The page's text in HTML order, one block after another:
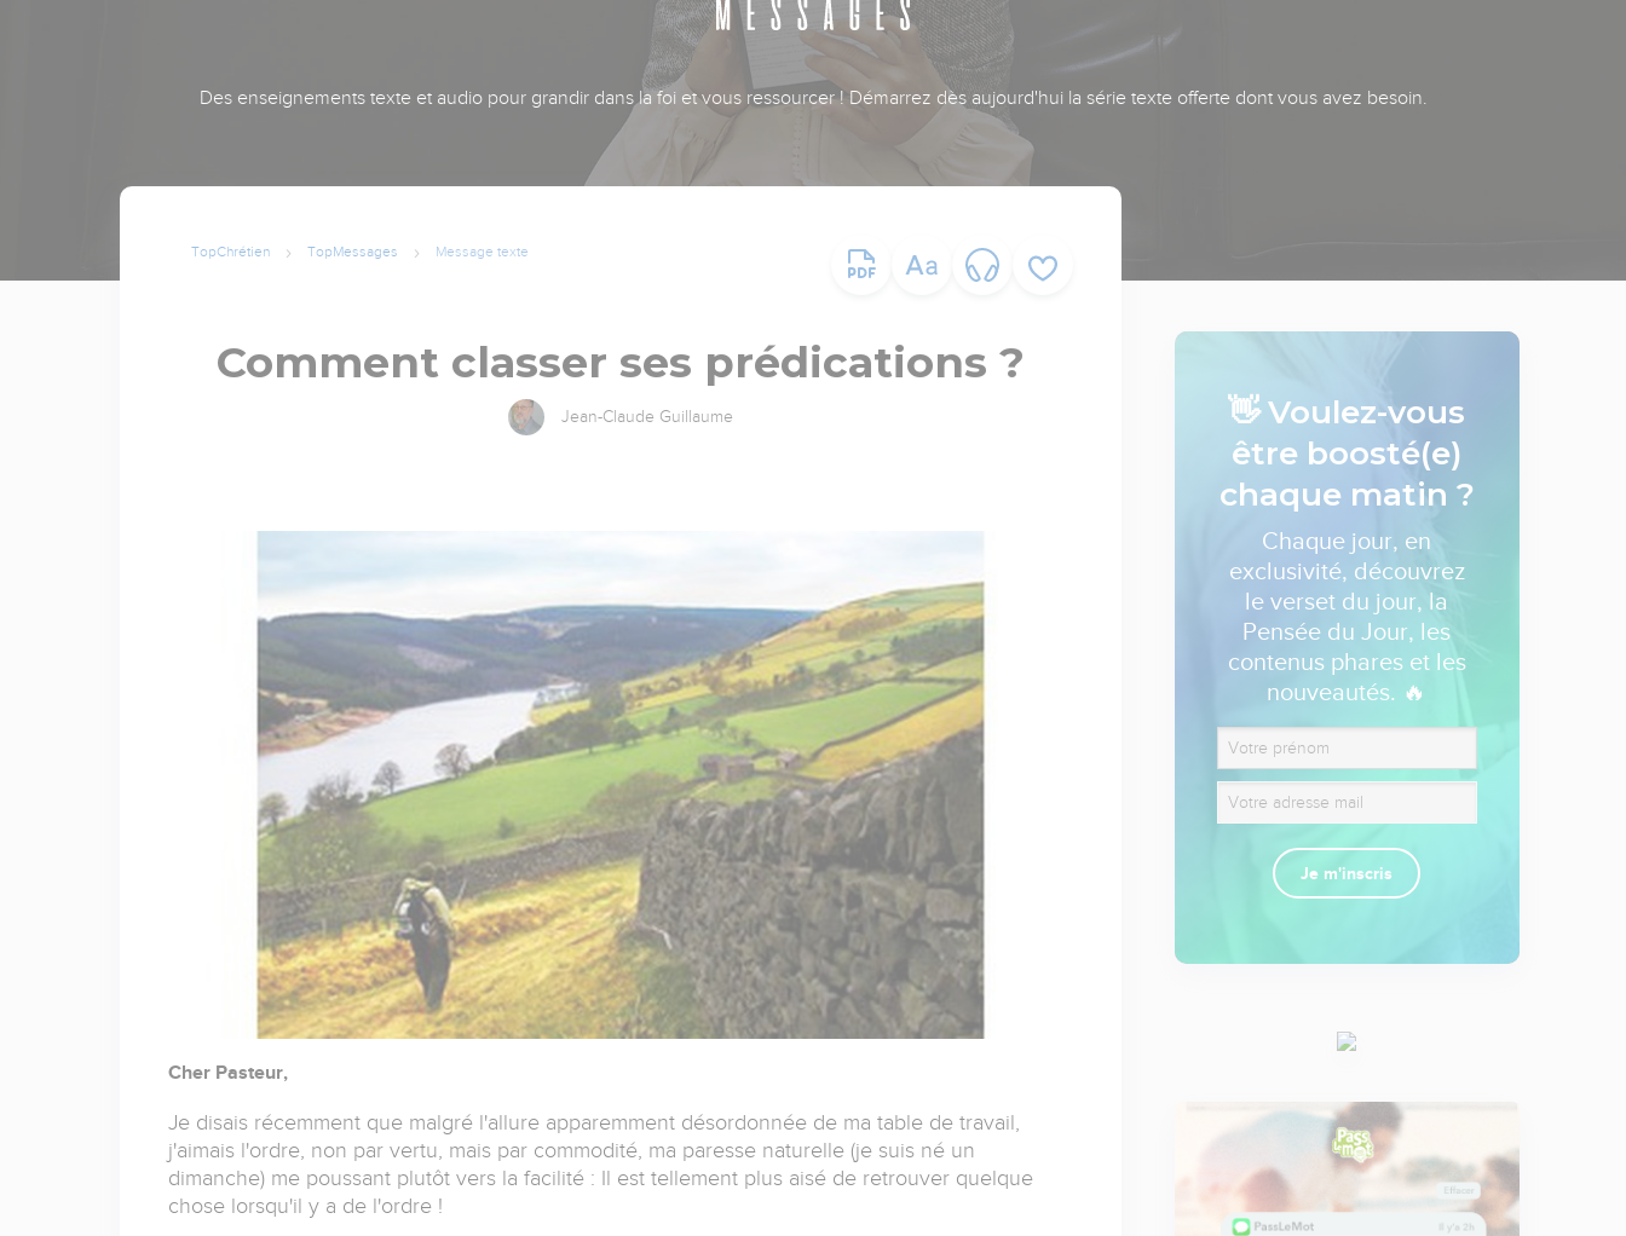
Des enseignements texte et audio pour grandir dans la foi et vous ressourcer ! Démarrez dès aujourd'hui la série texte offerte dont vous avez besoin.
TopChrétien TopMessages Message texte
Comment classer ses prédications ?
Jean-Claude Guillaume
Cher Pasteur,
Je disais récemment que malgré l'allure apparemment désordonnée de ma table de travail,
j'aimais l'ordre, non par vertu, mais par commodité, ma paresse naturelle (je suis né un
dimanche) me poussant plutôt vers la facilité : Il est tellement plus aisé de retrouver quelque
chose lorsqu'il y a de l'ordre !
👋 Voulez-vous
être boosté(e)
chaque matin ?
Chaque jour, en
exclusivité, découvrez
le verset du jour, la
Pensée du Jour, les
contenus phares et les
nouveautés. 🔥
Je m'inscris